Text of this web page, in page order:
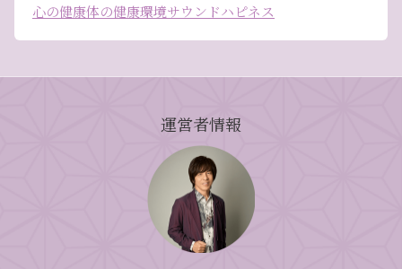
心の健康体の健康環境サウンドハピネス
運営者情報